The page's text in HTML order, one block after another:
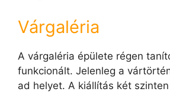
Várgaléria
A várgaléria épülete régen
funkcionált. Jelenleg a
ad helyet. A kiállítás két